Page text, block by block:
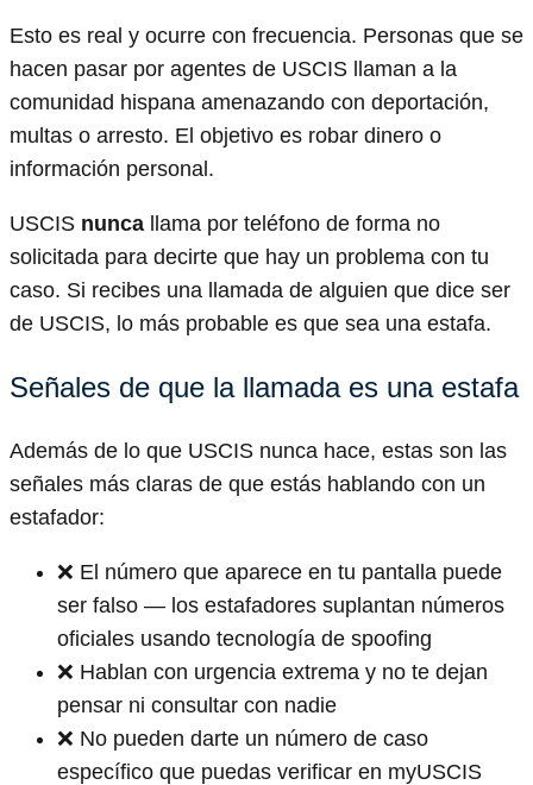
Esto es real y ocurre con frecuencia. Personas que se
hacen pasar por agentes de USCIS llaman a la
comunidad hispana amenazando con deportación,
multas o arresto. El objetivo es robar dinero o
información personal.
USCIS nunca llama por teléfono de forma no
solicitada para decirte que hay un problema con tu
caso. Si recibes una llamada de alguien que dice ser
de USCIS, lo más probable es que sea una estafa.
Señales de que la llamada es una estafa
Además de lo que USCIS nunca hace, estas son las
señales más claras de que estás hablando con un
estafador:
❌ El número que aparece en tu pantalla puede
ser falso — los estafadores suplantan números
oficiales usando tecnología de spoofing
❌ Hablan con urgencia extrema y no te dejan
pensar ni consultar con nadie
❌ No pueden darte un número de caso
específico que puedas verificar en myUSCIS